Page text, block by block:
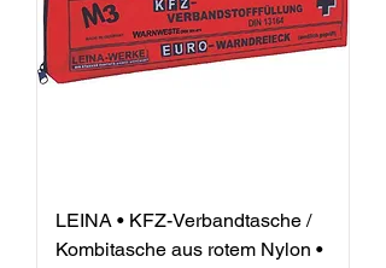
LEINA • KFZ-Verbandtasche /
Kombitasche aus rotem Nylon •